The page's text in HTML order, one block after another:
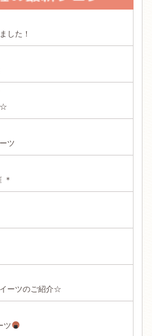
した！
☆
ツ
＊
ーツのご紹介☆
ツ